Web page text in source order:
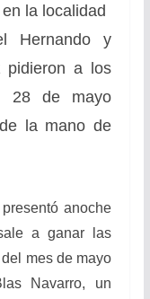
la localidad
Hernando y
pidieron a los
28 de mayo
la mano de
anoche
a ganar las
mes de mayo
Navarro, un